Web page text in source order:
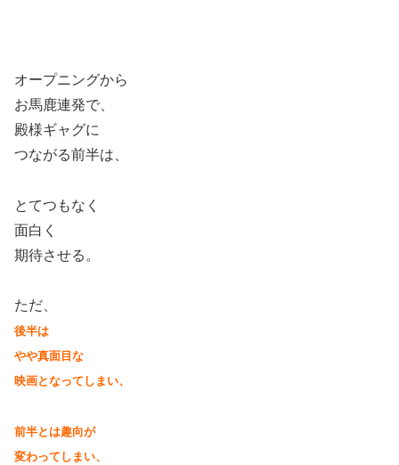
オープニングから
お馬鹿連発で、
殿様ギャグに
つながる前半は、
とてつもなく
面白く
期待させる。
ただ、
後半は
やや真面目な
映画となってしまい、
前半とは趣向が
変わってしまい、